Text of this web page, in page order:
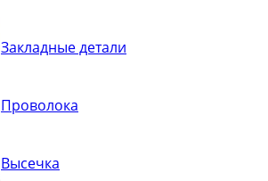
Закладные детали
Проволока
Высечка